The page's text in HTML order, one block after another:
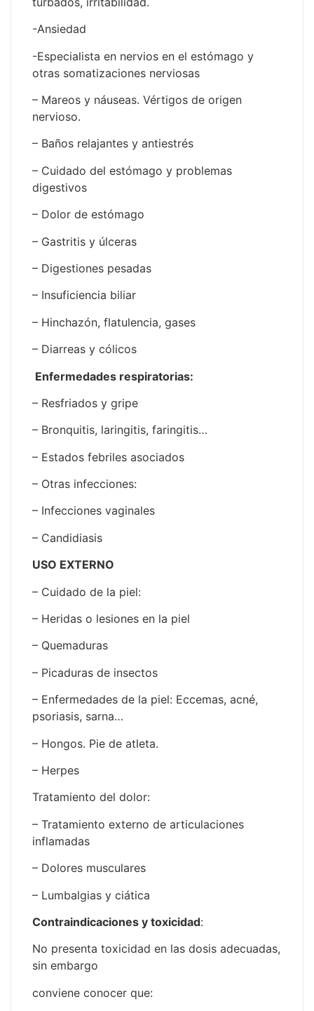
-Ansiedad
-Especialista en nervios en el estómago y
otras somatizaciones nerviosas
– Mareos y náuseas. Vértigos de origen
nervioso.
– Baños relajantes y antiestrés
– Cuidado del estómago y problemas
digestivos
– Dolor de estómago
– Gastritis y úlceras
– Digestiones pesadas
– Insuficiencia biliar
– Hinchazón, flatulencia, gases
– Diarreas y cólicos
Enfermedades respiratorias:
– Resfriados y gripe
– Bronquitis, laringitis, faringitis…
– Estados febriles asociados
– Otras infecciones:
– Infecciones vaginales
– Candidiasis
USO EXTERNO
– Cuidado de la piel:
– Heridas o lesiones en la piel
– Quemaduras
– Picaduras de insectos
– Enfermedades de la piel: Eccemas, acné,
psoriasis, sarna…
– Hongos. Pie de atleta.
– Herpes
Tratamiento del dolor:
– Tratamiento externo de articulaciones
inflamadas
– Dolores musculares
– Lumbalgias y ciática
Contraindicaciones y toxicidad:
No presenta toxicidad en las dosis adecuadas,
sin embargo
conviene conocer que: